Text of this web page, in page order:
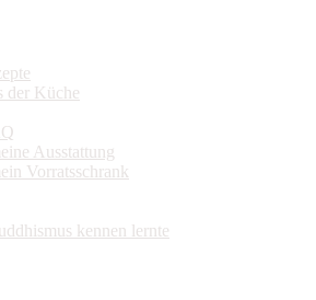
der Küche
Ausstattung
Vorratsschrank
kennen lernte